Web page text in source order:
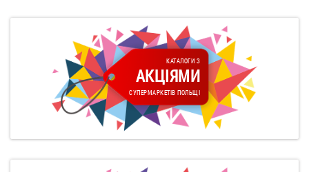
КАТАЛОГИ З
АКЦІЯМИ
СУПЕРМАРКЕТІВ ПОЛЬЩІ